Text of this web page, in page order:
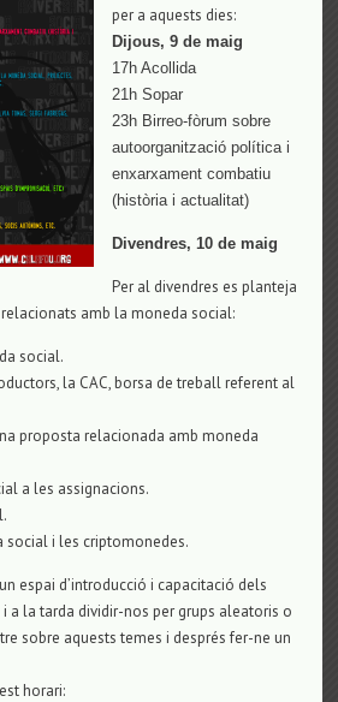
per a aquests dies:
Dijous, 9 de maig
17h Acollida
21h Sopar
23h Birreo-fòrum sobre
autoorganització política i
enxarxament combatiu
(història i actualitat)
Divendres, 10 de maig
Per al divendres es planteja
amb la moneda social:
social.
la CAC, borsa de treball referent al
proposta relacionada amb moneda
a les assignacions.
social i les criptomonedes.
espai d’introducció i capacitació dels
a la tarda dividir-nos per grups aleatoris o
sobre aquests temes i després fer-ne un
horari: